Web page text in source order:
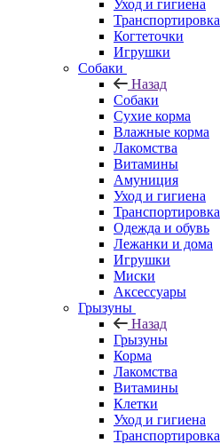
Уход и гигиена
Транспортировка
Когтеточки
Игрушки
Собаки
Назад
Собаки
Сухие корма
Влажные корма
Лакомства
Витамины
Амуниция
Уход и гигиена
Транспортировка
Одежда и обувь
Лежанки и дома
Игрушки
Миски
Аксессуары
Грызуны
Назад
Грызуны
Корма
Лакомства
Витамины
Клетки
Уход и гигиена
Транспортировка